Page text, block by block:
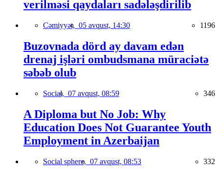
verilməsi qaydaları sadələşdirilib
Cəmiyyət, 05 avqust, 14:30 1196
Buzovnada dörd ay davam edən
drenaj işləri ombudsmana müraciətə
səbəb olub
Social, 07 avqust, 08:59 346
A Diploma but No Job: Why
Education Does Not Guarantee Youth
Employment in Azerbaijan
Social sphere, 07 avqust, 08:53 332